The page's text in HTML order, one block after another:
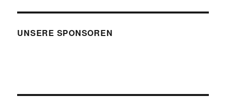
UNSERE SPONSOREN